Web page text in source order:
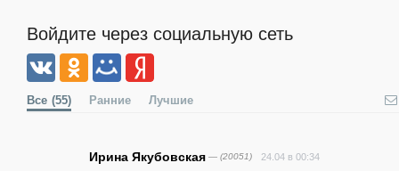
Войдите через социальную сеть
Все (55) Ранние Лучшие
Ирина Якубовская — (20051) 24.04 в 00:34